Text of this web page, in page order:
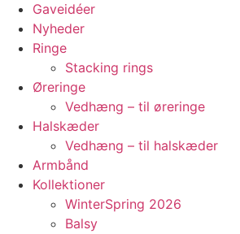
Gaveidéer
Nyheder
Ringe
Stacking rings
Øreringe
Vedhæng – til øreringe
Halskæder
Vedhæng – til halskæder
Armbånd
Kollektioner
WinterSpring 2026
Balsy